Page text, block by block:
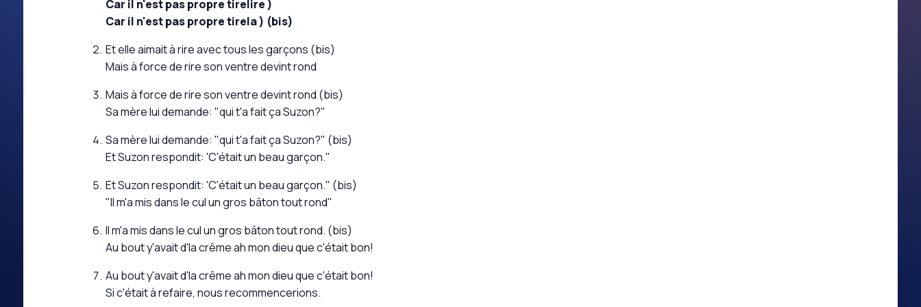
Car il n'est pas propre tirelire )
Car il n'est pas propre tirela ) (bis)
Et elle aimait à rire avec tous les garçons (bis)
Mais à force de rire son ventre devint rond
Mais à force de rire son ventre devint rond (bis)
Sa mère lui demande: "qui t'a fait ça Suzon?"
Sa mère lui demande: "qui t'a fait ça Suzon?" (bis)
Et Suzon respondit: 'C'était un beau garçon."
Et Suzon respondit: 'C'était un beau garçon." (bis)
"Il m'a mis dans le cul un gros bâton tout rond"
Il m'a mis dans le cul un gros bâton tout rond. (bis)
Au bout y'avait d'la crême ah mon dieu que c'était bon!
Au bout y'avait d'la crême ah mon dieu que c'était bon!
Si c'était à refaire, nous recommencerions.